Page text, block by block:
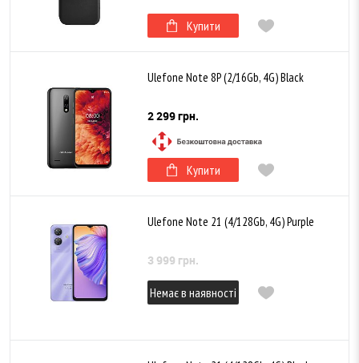
Купити
Ulefone Note 8P (2/16Gb, 4G) Black
2 299 грн.
Купити
Ulefone Note 21 (4/128Gb, 4G) Purple
3 999 грн.
Немає в наявності